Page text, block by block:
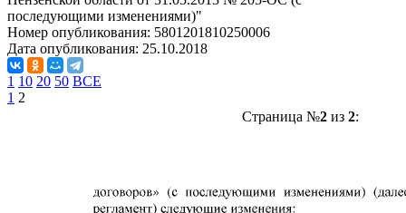
последующими изменениями)"
Номер опубликования: 5801201810250006
Дата опубликования: 25.10.2018
1 10 20 50 ВСЕ
1 2
Страница №2из 2: